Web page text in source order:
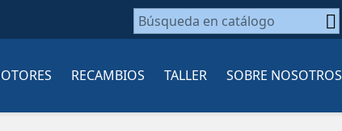

RECAMBIOS TALLER SOBRE NOSOTROS